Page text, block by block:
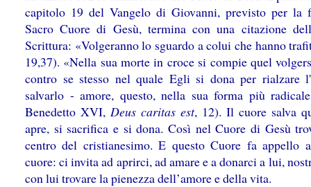
capitolo 19 del Vangelo di Giovanni, previsto per la
Sacro Cuore di Gesù, termina con una citazione
Scrittura: «Volgeranno lo sguardo a colui che hanno
19,37). «Nella sua morte in croce si compie quel
contro se stesso nel quale Egli si dona per rialzare
salvarlo - amore, questo, nella sua forma più
Benedetto XVI, Deus caritas est, 12). Il cuore salva
apre, si sacrifica e si dona. Così nel Cuore di Gesù
centro del cristianesimo. E questo Cuore fa appello
cuore: ci invita ad aprirci, ad amare e a donarci a lui,
con lui trovare la pienezza dell’amore e della vita.